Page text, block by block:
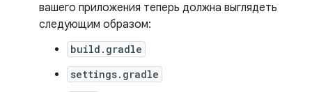
вашего приложения теперь должна выглядеть
следующим образом:
build.gradle
settings.gradle